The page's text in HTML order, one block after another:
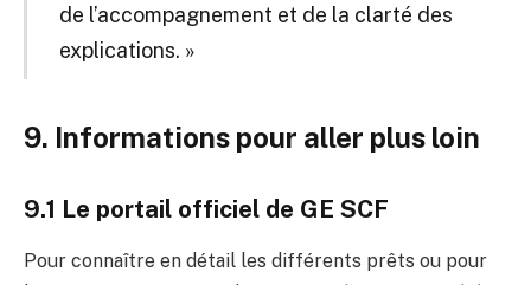
de l’accompagnement et de la clarté des
explications. »
9. Informations pour aller plus loin
9.1 Le portail officiel de GE SCF
Pour connaître en détail les différents prêts ou pour